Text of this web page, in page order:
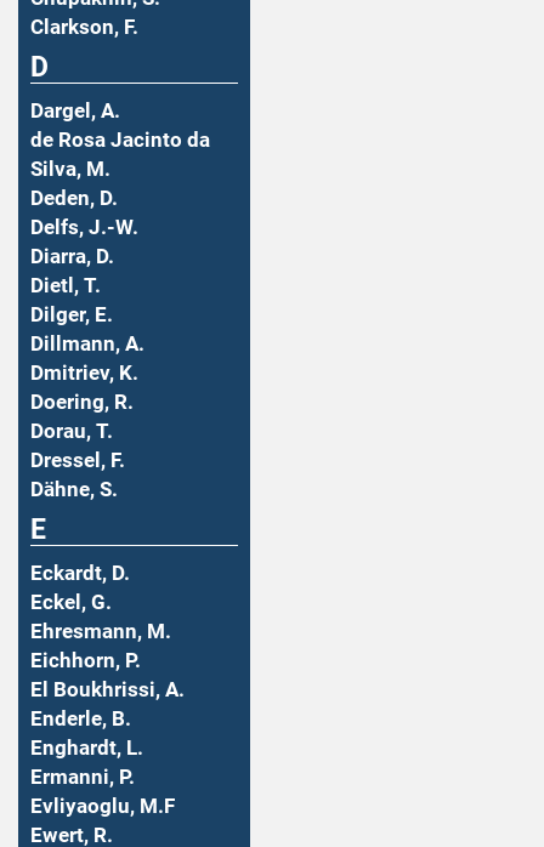
Clarkson, F.
D
Dargel, A.
de Rosa Jacinto da
Silva, M.
Deden, D.
Delfs, J.-W.
Diarra, D.
Dietl, T.
Dilger, E.
Dillmann, A.
Dmitriev, K.
Doering, R.
Dorau, T.
Dressel, F.
Dähne, S.
E
Eckardt, D.
Eckel, G.
Ehresmann, M.
Eichhorn, P.
El Boukhrissi, A.
Enderle, B.
Enghardt, L.
Ermanni, P.
Evliyaoglu, M.F
Ewert, R.